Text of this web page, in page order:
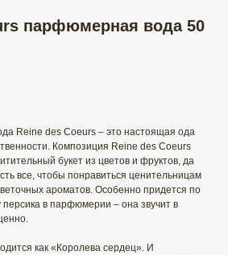
парфюмерная вода 50
Reine des Coeurs – это настоящая ода
Композиция Reine des Coeurs
букет из цветов и фруктов, да
все, чтобы понравиться ценительницам
ароматов. Особенно придется по
в парфюмерии – она звучит в
как «Королева сердец». И